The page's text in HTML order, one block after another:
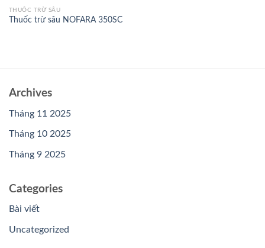
THUỐC TRỪ SÂU
Thuốc trừ sâu NOFARA 350SC
Archives
Tháng 11 2025
Tháng 10 2025
Tháng 9 2025
Categories
Bài viết
Uncategorized